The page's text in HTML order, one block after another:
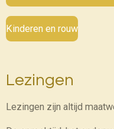
Kinderen en rouw
Lezingen
Lezingen zijn altijd